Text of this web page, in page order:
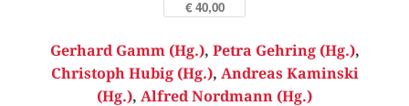
€ 40,00
Gerhard Gamm (Hg.), Petra Gehring (Hg.),
Christoph Hubig (Hg.), Andreas Kaminski
(Hg.), Alfred Nordmann (Hg.)